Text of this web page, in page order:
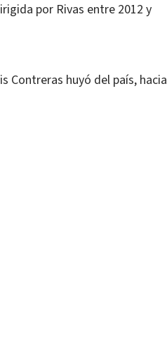
por Rivas entre 2012 y
Contreras huyó del país, hacia